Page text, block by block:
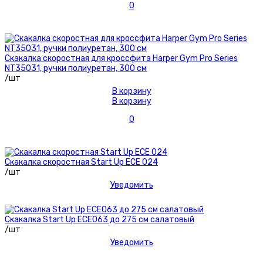
0
Скакалка скоростная для кроссфита Harper Gym Pro Series
NT35031, ручки полиуретан, 300 см
/шт
В корзину
В корзину
0
Скакалка скоростная Start Up EСЕ 024
/шт
Уведомить
Скакалка Start Up ECE063 до 275 см салатовый
/шт
Уведомить